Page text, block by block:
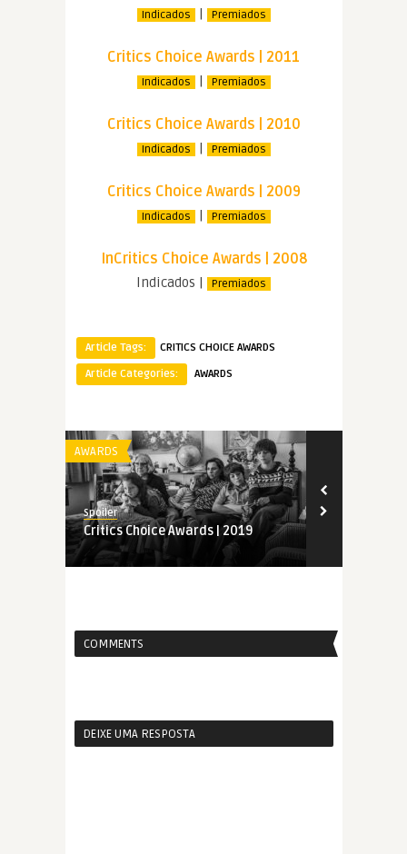
Indicados | Premiados
Critics Choice Awards | 2011
Indicados | Premiados
Critics Choice Awards | 2010
Indicados | Premiados
Critics Choice Awards | 2009
Indicados | Premiados
InCritics Choice Awards | 2008
Indicados | Premiados
Article Tags:
CRITICS CHOICE AWARDS
Article Categories:
AWARDS
AWARDS
Spoiler
Critics Choice Awards | 2019
COMMENTS
DEIXE UMA RESPOSTA